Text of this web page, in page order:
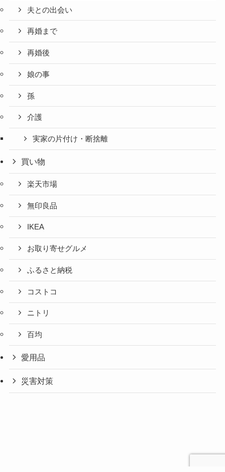
夫との出会い
再婚まで
再婚後
娘の事
孫
介護
実家の片付け・断捨離
買い物
楽天市場
無印良品
IKEA
お取り寄せグルメ
ふるさと納税
コストコ
ニトリ
百均
愛用品
災害対策